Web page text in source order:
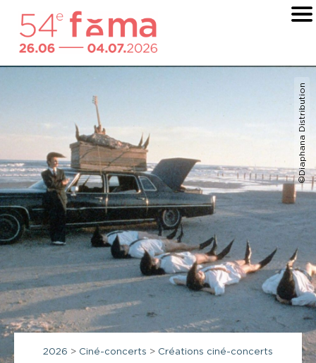
©Diaphana Distribution
2026 > Ciné-concerts > Créations ciné-concerts